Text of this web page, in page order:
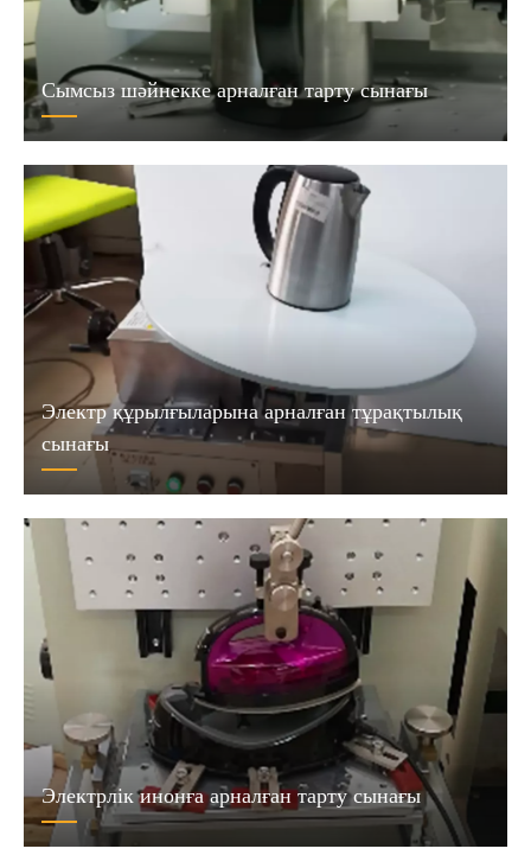
Сымсыз шәйнекке арналған тарту сынағы
Электр құрылғыларына арналған тұрақтылық
сынағы
Электрлік инонға арналған тарту сынағы